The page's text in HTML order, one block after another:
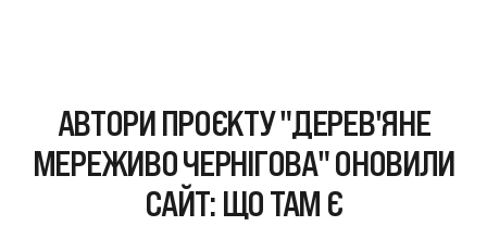
АВТОРИ ПРОЄКТУ "ДЕРЕВ'ЯНЕ
МЕРЕЖИВО ЧЕРНІГОВА" ОНОВИЛИ
САЙТ: ЩО ТАМ Є